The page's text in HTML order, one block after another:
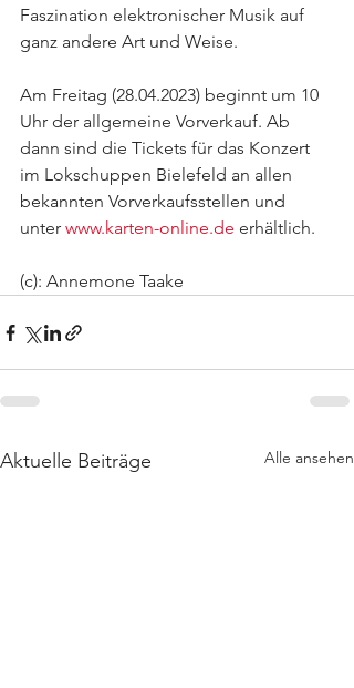
Faszination elektronischer Musik auf
ganz andere Art und Weise.
Am Freitag (28.04.2023) beginnt um 10
Uhr der allgemeine Vorverkauf. Ab
dann sind die Tickets für das Konzert
im Lokschuppen Bielefeld an allen
bekannten Vorverkaufsstellen und
unter www.karten-online.de erhältlich.
(c): Annemone Taake
Aktuelle Beiträge Alle ansehen